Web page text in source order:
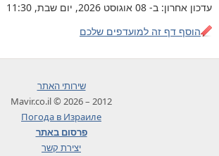
עדכון אחרון: ב- 08 אוגוסט 2026, יום שבת, 11:30
הוסף דף זה למועדפים שלכם
שירותי האתר
2012 – 2026 © Mavir.co.il
Погода в Израиле
פרסום באתר
יצירת קשר